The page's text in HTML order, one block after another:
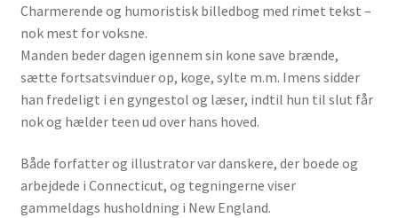
Charmerende og humoristisk billedbog med rimet tekst –
nok mest for voksne.
Manden beder dagen igennem sin kone save brænde,
sætte fortsatsvinduer op, koge, sylte m.m. Imens sidder
han fredeligt i en gyngestol og læser, indtil hun til slut får
nok og hælder teen ud over hans hoved.
Både forfatter og illustrator var danskere, der boede og
arbejdede i Connecticut, og tegningerne viser
gammeldags husholdning i New England.